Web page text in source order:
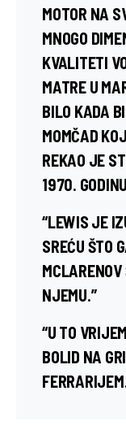
MOTOR NA
MNOGO
KVALITETI
MATRE U
BILO KADA
MOMČAD
REKAO JE
1970.
“LEWIS JE
SREĆU ŠTO
MCLARENOV
NJEMU.”
“U TO
BOLID NA